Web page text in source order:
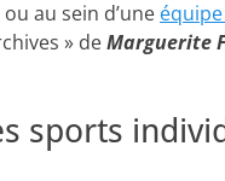
ou au sein d’une
» deMarguerite
sports